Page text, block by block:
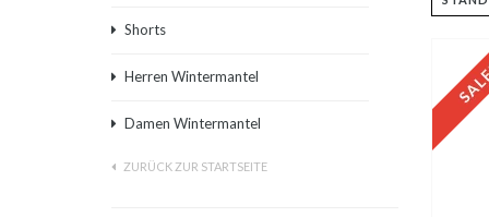
Shorts
Herren Wintermantel
Damen Wintermantel
ZURÜCK ZUR STARTSEITE